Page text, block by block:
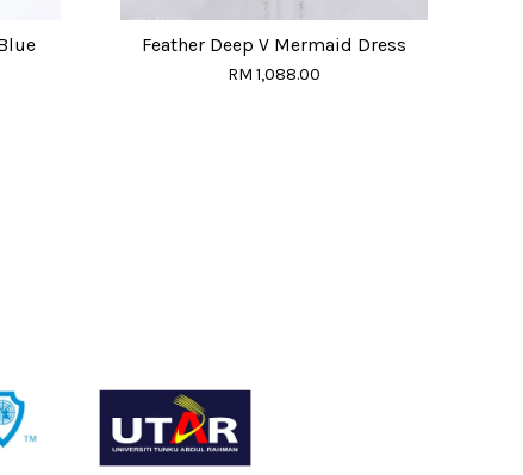
Feather Deep V Mermaid Dress
RM 1,088.00